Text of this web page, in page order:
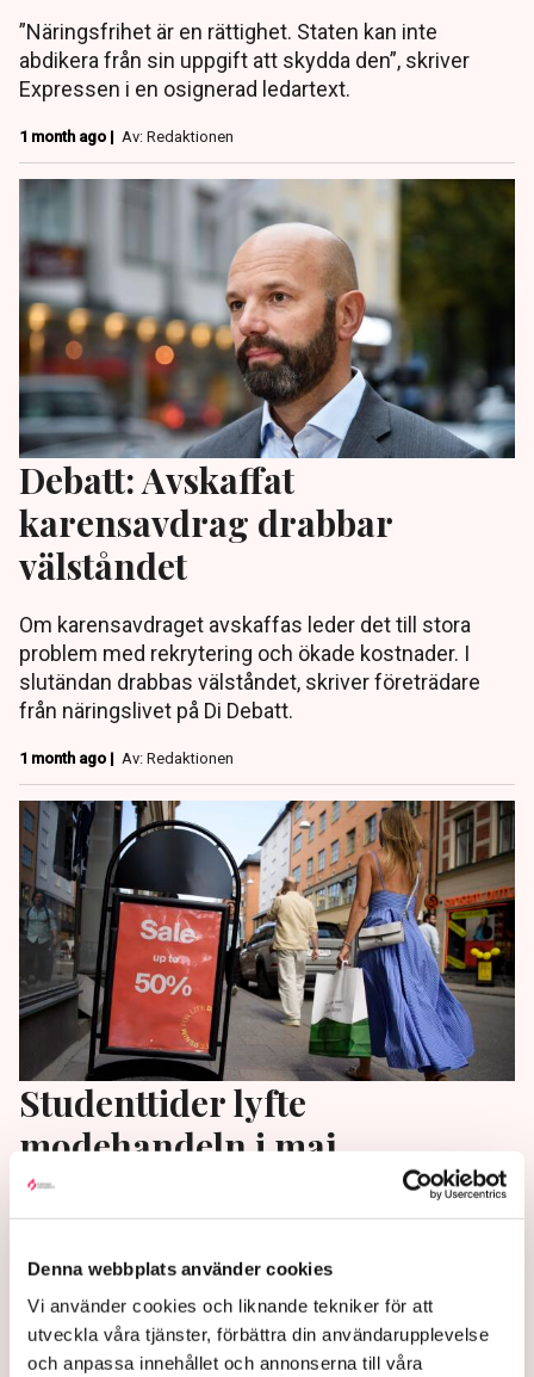
Denna webbplats använder cookies
Vi använder cookies och liknande tekniker för att
utveckla våra tjänster, förbättra din användarupplevelse
och anpassa innehållet och annonserna till våra
”Näringsfrihet är en rättighet. Staten kan inte
abdikera från sin uppgift att skydda den”, skriver
Expressen i en osignerad ledartext.
1 month ago | Av: Redaktionen
Debatt: Avskaffat
karensavdrag drabbar
välståndet
Om karensavdraget avskaffas leder det till stora
problem med rekrytering och ökade kostnader. I
slutändan drabbas välståndet, skriver företrädare
från näringslivet på Di Debatt.
1 month ago | Av: Redaktionen
Studenttider lyfte
modehandeln i maj
Studentfiranden och andra högtider satte fart på
ökade med 6,4 procent respektive 7,6 procent,
Handels månatliga Stilindex.
1 month ago |